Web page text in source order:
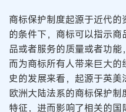
商标保护制度起源于近代
的条件下，商标可以指示
品或者服务的质量或者功
而为商标所有人带来巨大
史的发展来看，起源于英
欧洲大陆法系的商标保护
特征，进而影响了相关的